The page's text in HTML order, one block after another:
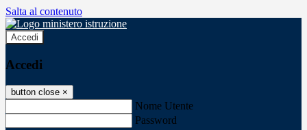
Salta al contenuto
Accedi
Accedi
button close ×
Nome Utente
Password